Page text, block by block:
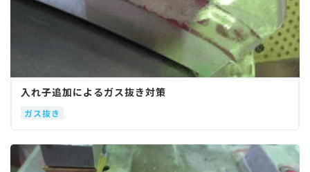
入れ子追加によるガス抜き対策
ガス抜き